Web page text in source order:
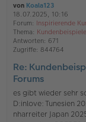
von Koala123
18.07.2025, 10:16
Forum: Inspirierende
Thema:
Antworten: 671
Zugriffe: 844764
Re:
Forums
es gibt wieder sehr
D:inlove: Tunesien
nharreiter Japan